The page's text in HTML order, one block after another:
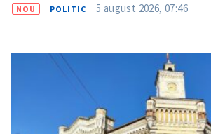
NOU POLITIC 5 august 2026, 07:46
Titlu știre
+ Încarcă imagine